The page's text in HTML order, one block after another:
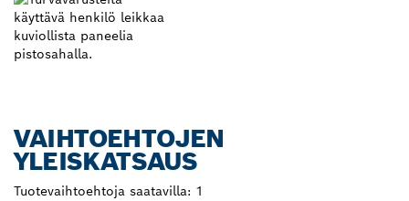
VAIHTOEHTOJEN
YLEISKATSAUS
Tuotevaihtoehtoja saatavilla: 1